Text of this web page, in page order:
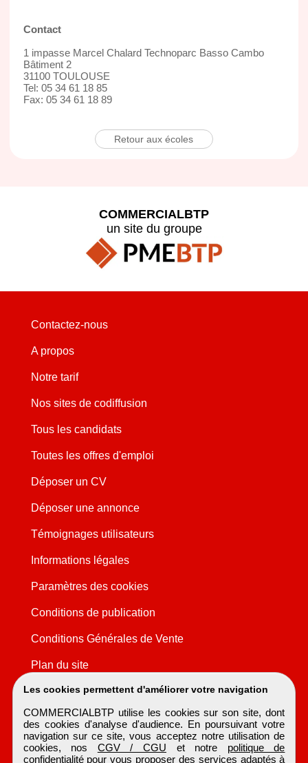
Contact
1 impasse Marcel Chalard Technoparc Basso Cambo
Bâtiment 2
31100 TOULOUSE
Tel: 05 34 61 18 85
Fax: 05 34 61 18 89
Retour aux écoles
Les cookies permettent d'améliorer votre navigation
COMMERCIALBTP utilise les cookies sur son site, dont
des cookies d'analyse d'audience. En poursuivant votre
navigation sur ce site, vous acceptez notre utilisation de
cookies, nos CGV / CGU et notre politique de
confidentialitépour vous proposer des services adaptés à
COMMERCIALBTP
un site du groupe
Contactez-nous
A propos
Notre tarif
Nos sites de codiffusion
Tous les candidats
Toutes les offres d'emploi
Déposer un CV
Déposer une annonce
Témoignages utilisateurs
Informations légales
Paramètres des cookies
Conditions de publication
Conditions Générales de Vente
Plan du site